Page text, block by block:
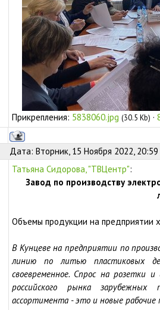
Прикрепления: 5838060.jpg (30.5 Kb) ·
Дата: Вторник, 15 Ноября 2022,
Татьяна Сидорова, "ТВЦентр":
Завод по производству
Объемы продукции на предприятии
В Кунцеве на предприятии по
линию по литью пластиковых
своевременное. Спрос на розетки
российского рынка зарубежных
ассортимента - это и новые рабочие